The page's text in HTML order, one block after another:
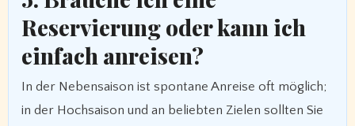
Reservierung oder kann ich
einfach anreisen?
In der Nebensaison ist spontane Anreise oft möglich;
in der Hochsaison und an beliebten Zielen sollten Sie